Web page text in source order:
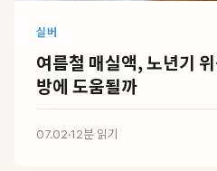
실버
여름철 매실액, 노년기
방에 도움될까
07.02·12분 읽기